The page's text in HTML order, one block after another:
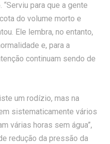
para que a gente
do volume morto e
Ele lembra, no entanto,
e, para a
continuam sendo de
um rodízio, mas na
sistematicamente vários
várias horas sem água”,
redução da pressão da